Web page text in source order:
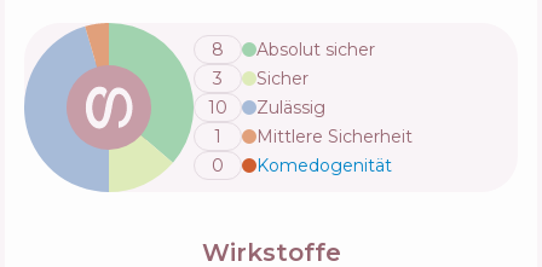
Schwarzkopf Professional Fibre Clinix
Fortify Shampoo
Zusammensetzung
Wirkstoffe
Funktionen
Olaplex No 4P Blonde Enhancer Toning
Shampoo
8
Absolut sicher
3
Sicher
10
Zulässig
1
Mittlere Sicherheit
0
Komedogenität
Wirkstoffe